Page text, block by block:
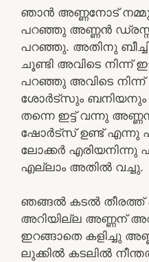
ഞാൻ അണ്ണനോട്
പറഞ്ഞു അണ്ണൻ
പറഞ്ഞു. അതിനു
ചൂണ്ടി അവിടെ നിന്ന്
പറഞ്ഞു അവിടെ
ശോർട്‌സും ബനിയനും
തന്നെ ഇട്ട് വന്നു
ഷോർട്സ് ഉണ്ട് എന്നു
ലോക്കർ എരിയനിന്നു
എല്ലാം അതിൽ വച്ചു.
ഞങ്ങൽ കടൽ തീരത്ത്
അറിയില്ല അണ്ണന്
ഇറങ്ങാതെ കളിച്ചു
ലുക്കിൽ കടലിൽ